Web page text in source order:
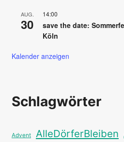
AUG.
30
14:00
save the date:
Köln
Kalender anzeigen
Schlagwörter
Advent AlleDörferBleiben